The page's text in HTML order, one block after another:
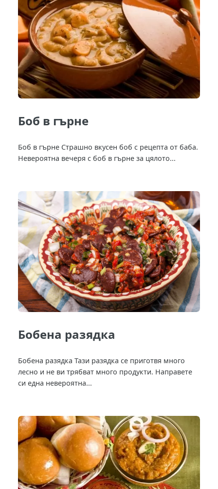
Боб в гърне
Боб в гърне Страшно вкусен боб с рецепта от баба.
Невероятна вечеря с боб в гърне за цялото...
Бобена разядка
Бобена разядка Тази разядка се приготвя много
лесно и не ви трябват много продукти. Направете
си една невероятна...